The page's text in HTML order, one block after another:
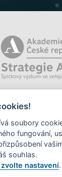
soubory
fungování,
souhlas.
nastavení.